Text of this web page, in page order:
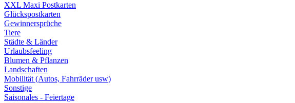
XXL Maxi Postkarten
Glückspostkarten
Gewinnersprüche
Tiere
Städte & Länder
Urlaubsfeeling
Blumen & Pflanzen
Landschaften
Mobilität (Autos, Fahrräder usw)
Sonstige
Saisonales - Feiertage